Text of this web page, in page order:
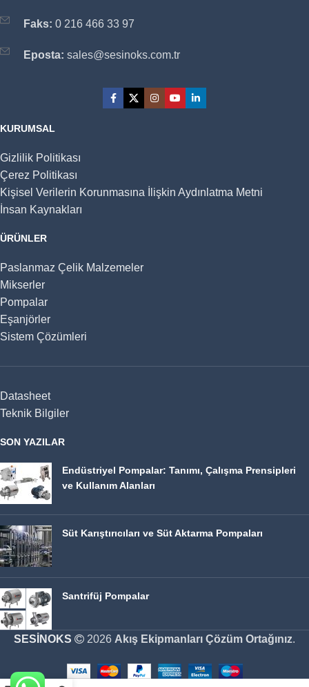
Faks: 0 216 466 33 97
Eposta: sales@sesinoks.com.tr
KURUMSAL
Gizlilik Politikası
Çerez Politikası
Kişisel Verilerin Korunmasına İlişkin Aydınlatma Metni
İnsan Kaynakları
ÜRÜNLER
Paslanmaz Çelik Malzemeler
Mikserler
Pompalar
Eşanjörler
Sistem Çözümleri
Datasheet
Teknik Bilgiler
SON YAZILAR
Endüstriyel Pompalar: Tanımı, Çalışma Prensipleri
ve Kullanım Alanları
Süt Karıştırıcıları ve Süt Aktarma Pompaları
Santrifüj Pompalar
SESİNOKS 2026 Akış Ekipmanları Çözüm Ortağınız.